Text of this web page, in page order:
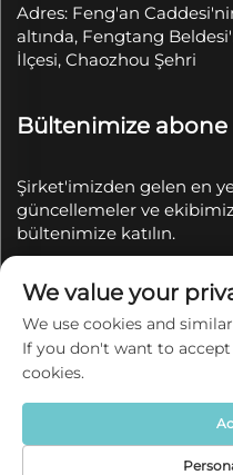
Adres: Feng'an
altında, Fengtang
İlçesi, Chaozhou Şehri
Bültenimize abone
Şirket'imizden gelen en
güncellemeler ve
bültenimize katılın.
Telif Hakkı © 2025
ve Ticaret A.Ş. tarafından
We value your
We use cookies and
If you don't want to
cookies.